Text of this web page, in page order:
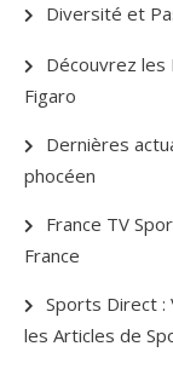
Diversité et
Découvrez les
Figaro
Dernières
phocéen
France TV
France
Sports Direct :
les Articles de